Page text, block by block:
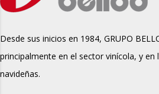
Desde sus inicios en 1984, GRUPO
principalmente en el sector vinícola, y en
navideñas.